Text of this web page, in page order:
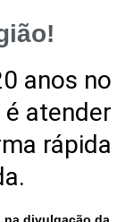
anos no
atender
rápida